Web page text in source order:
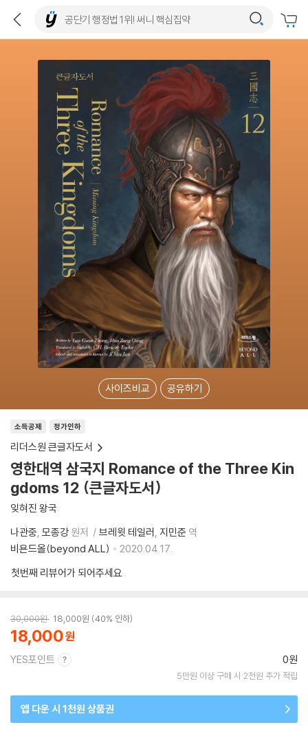
사이즈비교 공유하기
소득공제 정가인하
리더스원 큰글자도서
영한대역 삼국지 Romance of the Three Kin
gdoms 12 (큰글자도서)
잊혀진 왕국
나관중 모종강 원저 브레윗 테일러 지민준 역
비욘드올(beyond ALL)
2020.04.17.
첫번째 리뷰어가 되어주세요
30,000원 18,000원 40% 인하
18,000
YES포인트 0원
5만원 이상 구매 시 2천원 추가 적립
앱 다운 시 1천원 상품권